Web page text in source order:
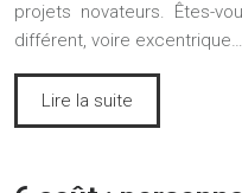
projets novateurs. Êtes-
différent, voire excentrique…
Lire la suite